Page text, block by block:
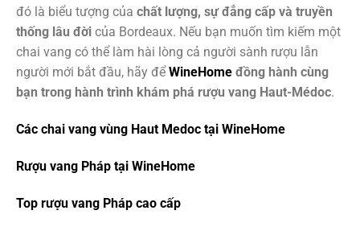
đó là biểu tượng của chất lượng, sự đẳng cấp và truyền
thống lâu đời của Bordeaux. Nếu bạn muốn tìm kiếm một
chai vang có thể làm hài lòng cả người sành rượu lẫn
người mới bắt đầu, hãy để WineHome đồng hành cùng
bạn trong hành trình khám phá rượu vang Haut-Médoc.
Các chai vang vùng Haut Medoc tại WineHome
Rượu vang Pháp tại WineHome
Top rượu vang Pháp cao cấp